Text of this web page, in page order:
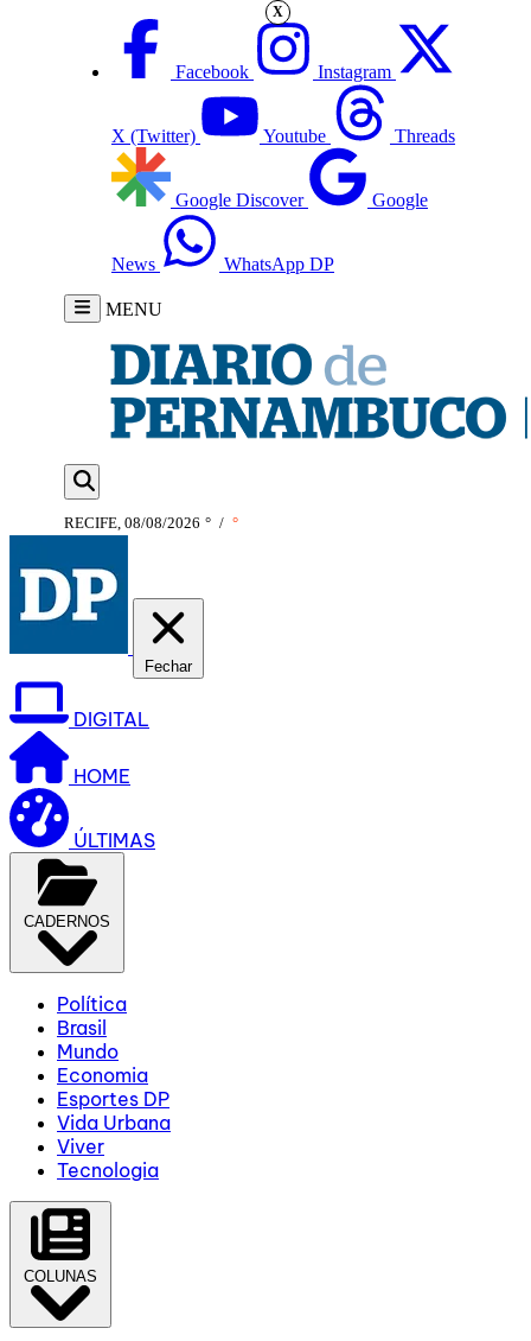
Facebook Instagram
X (Twitter) Youtube Threads
Google Discover Google
News WhatsApp DP
MENU
RECIFE, 08/08/2026 ° / °
Fechar
DIGITAL
HOME
ÚLTIMAS
CADERNOS
Política
Brasil
Mundo
Economia
Esportes DP
Vida Urbana
Viver
Tecnologia
COLUNAS
X